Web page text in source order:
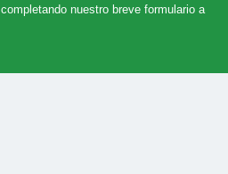
completando nuestro breve formulario a